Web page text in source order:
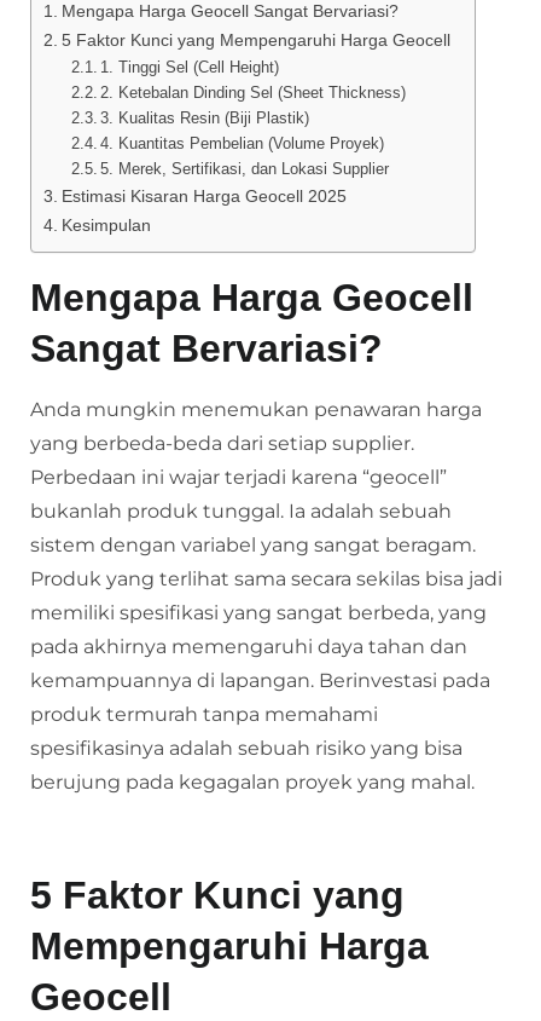
Mengapa Harga Geocell Sangat Bervariasi?
5 Faktor Kunci yang Mempengaruhi Harga Geocell
1. Tinggi Sel (Cell Height)
2. Ketebalan Dinding Sel (Sheet Thickness)
3. Kualitas Resin (Biji Plastik)
4. Kuantitas Pembelian (Volume Proyek)
5. Merek, Sertifikasi, dan Lokasi Supplier
Estimasi Kisaran Harga Geocell 2025
Kesimpulan
Mengapa Harga Geocell
Sangat Bervariasi?
Anda mungkin menemukan penawaran harga
yang berbeda-beda dari setiap supplier.
Perbedaan ini wajar terjadi karena “geocell”
bukanlah produk tunggal. Ia adalah sebuah
sistem dengan variabel yang sangat beragam.
Produk yang terlihat sama secara sekilas bisa jadi
memiliki spesifikasi yang sangat berbeda, yang
pada akhirnya memengaruhi daya tahan dan
kemampuannya di lapangan. Berinvestasi pada
produk termurah tanpa memahami
spesifikasinya adalah sebuah risiko yang bisa
berujung pada kegagalan proyek yang mahal.
5 Faktor Kunci yang
Mempengaruhi Harga
Geocell